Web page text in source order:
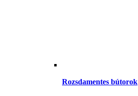
Rozsdamentes bútorok